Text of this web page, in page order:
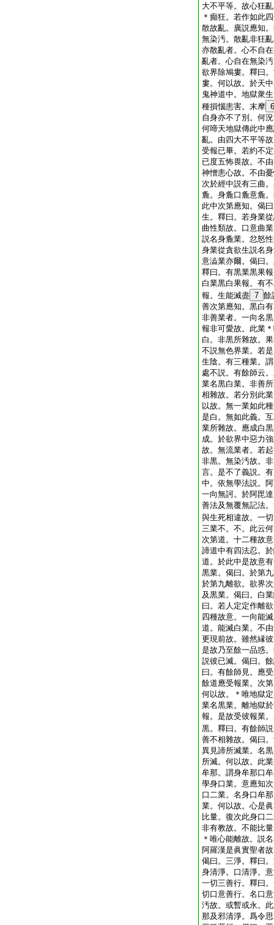
大不平等。故心狂
＊癲狂。若作如此
散故亂。廣説應知
無染汚。散亂非狂
亦散亂者。心不自
亂者。心自在無染
欲界除鳩婁。釋曰
婁。何以故。於天
鬼神道中。地獄衆
種損惱恚害。末摩 6
自身亦不了別。何
何啼天地獄傳此中
亂。由四大不平等
受報已畢。若約不
已度五怖畏故。不
神憎恚心故。不由
次於經中説有三曲
麁。身麁口麁意麁
此中次第應知。偈
生。釋曰。若身業
曲性類故。口意曲
説名身麁業。忿怒
身業從貪欲生説名
意澁業亦爾。偈曰
釋曰。有黒業黒果
白業黒白果報。有
報。生能滅盡 7 餘
善次第應知。黒白
非善業者。一向名
報非可愛故。此業
白。非黒所雜故。
不説無色界業。若
生陰。有三種業。
處不説。有餘師云
業名黒白業。非善
相雜故。若分別此
以故。無一業如此
是白。無如此義。
業所雜故。應成白
成。於欲界中惡力
故。無流業者。若
非黒。無染汚故。
言。是不了義説。
中。依無學法説。
一向無訶。於阿毘
善法及無覆無記法
與生死相違故。一
三業不。不。此云
次第道。十二種故
諦道中有四法忍。
道。於此中是故意
黒業。偈曰。於第
於第九離欲。欲界
及黒業。偈曰。白
曰。若人定定作離
四種故意。一向能
道。能滅白業。不
更現前故。雖然縁
是故乃至餘一品惑
説彼已滅。偈曰。
曰。有餘師見。應
餘道應受報業。次
何以故。＊唯地獄
業名黒業。離地獄
報。是故受彼報業
黒。釋曰。有餘師
善不相雜故。偈曰
異見諦所滅業。名
所滅。何以故。此
牟那。謂身牟那口
學身口業。意應知
口二業。名身口牟
業。何以故。心是
比量。復次此身口
非有教故。不能比
＊唯心能離故。説
阿羅漢是眞實聖者
偈曰。三淨。釋曰
身清淨。口清淨。
一切三善行。釋曰
切口意善行。名口
汚故。或暫或永。
那及邪清淨。爲令